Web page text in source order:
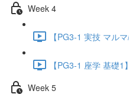
Week 4
【PG3-1 実技 マル
【PG3-1 座学 基礎
Week 5